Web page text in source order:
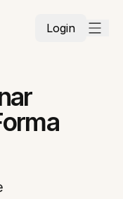
Login